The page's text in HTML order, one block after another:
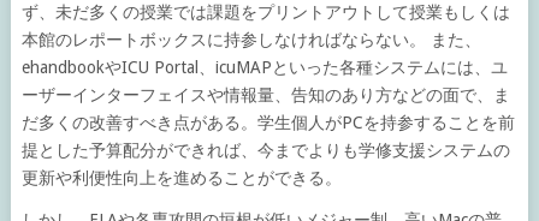
ず、未だ多くの授業では課題をプリントアウトして授業もしくは
本館のレポートボックスに持参しなければならない。 また、
ehandbookやICU Portal、icuMAPといった各種システムには、ユ
ーザーインターフェイスや情報量、告知のあり方などの面で、ま
だ多くの改善すべき点がある。学生個人がPCを持参することを前
提とした予算配分ができれば、今までよりも学修支援システムの
更新や利便性向上を進めることができる。